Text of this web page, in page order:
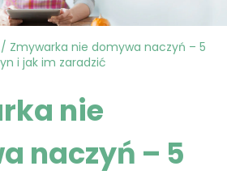
/ Zmywarka nie domywa naczyń – 5
i jak im zaradzić
nie
naczyń – 5